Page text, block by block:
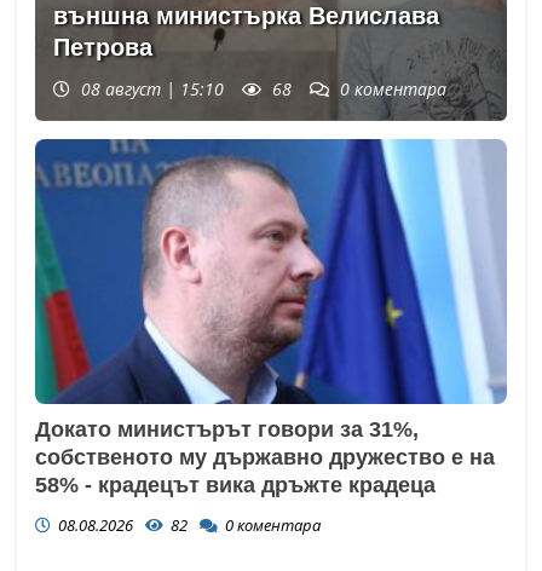
външна министърка Велислава
Петрова
08 август | 15:10 68 0 коментара
Докато министърът говори за 31%,
собственото му държавно дружество е на
58% - крадецът вика дръжте крадеца
08.08.2026 82 0коментара